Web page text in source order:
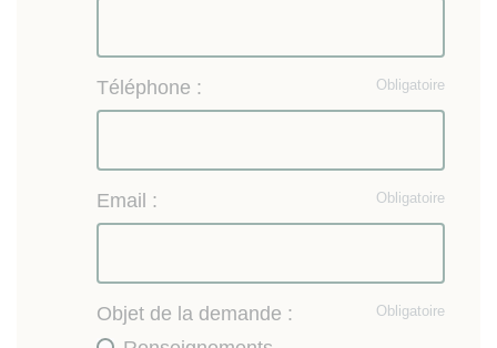
Obligatoire
Téléphone :
Obligatoire
Email :
Obligatoire
Objet de la demande :